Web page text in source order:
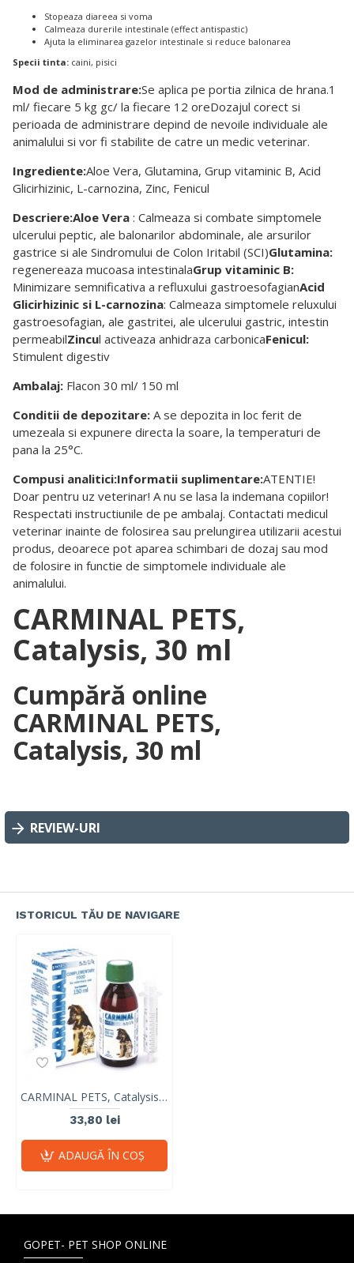
Stopeaza diareea si voma
Calmeaza durerile intestinale (effect antispastic)
Ajuta la eliminarea gazelor intestinale si reduce balonarea
Specii tinta: caini, pisici
Mod de administrare:Se aplica pe portia zilnica de hrana.1
ml/ fiecare 5 kg gc/ la fiecare 12 oreDozajul corect si
perioada de administrare depind de nevoile individuale ale
animalului si vor fi stabilite de catre un medic veterinar.
Ingrediente:Aloe Vera, Glutamina, Grup vitaminic B, Acid
Glicirhizinic, L-carnozina, Zinc, Fenicul
Descriere:Aloe Vera : Calmeaza si combate simptomele
ulcerului peptic, ale balonarilor abdominale, ale arsurilor
gastrice si ale Sindromului de Colon Iritabil (SCI)Glutamina:
regenereaza mucoasa intestinalaGrup vitaminic B:
Minimizare semnificativa a refluxului gastroesofagianAcid
Glicirhizinic si L-carnozina: Calmeaza simptomele reluxului
gastroesofagian, ale gastritei, ale ulcerului gastric, intestin
permeabilZincul activeaza anhidraza carbonicaFenicul:
Stimulent digestiv
Ambalaj: Flacon 30 ml/ 150 ml
Conditii de depozitare: A se depozita in loc ferit de
umezeala si expunere directa la soare, la temperaturi de
pana la 25°C.
Compusi analitici:Informatii suplimentare:ATENTIE!
Doar pentru uz veterinar! A nu se lasa la indemana copiilor!
Respectati instructiunile de pe ambalaj. Contactati medicul
veterinar inainte de folosirea sau prelungirea utilizarii acestui
produs, deoarece pot aparea schimbari de dozaj sau mod
de folosire in functie de simptomele individuale ale
animalului.
CARMINAL PETS,
Catalysis, 30 ml
Cumpără online
CARMINAL PETS,
Catalysis, 30 ml
REVIEW-URI
ISTORICUL TĂU DE NAVIGARE
CARMINAL PETS, Catalysis, 30 ml
33,80 lei
ADAUGĂ ÎN COŞ
GOPET- PET SHOP ONLINE